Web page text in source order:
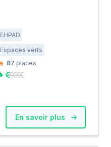
EHPAD
Espaces verts
87 places
En savoir plus